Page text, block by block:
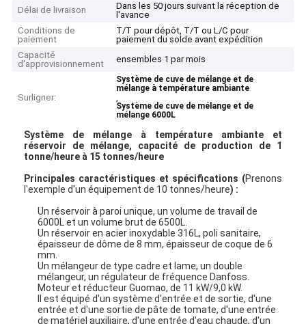
Délai de livraison
Dans les 50 jours suivant la réception de
l'avance
Conditions de
paiement
T/T pour dépôt, T/T ou L/C pour
paiement du solde avant expédition
Capacité
d'approvisionnement
ensembles 1 par mois
Surligner:
Système de cuve de mélange et de
mélange à température ambiante
,
Système de cuve de mélange et de
mélange 6000L
Système de mélange à température ambiante et
réservoir de mélange, capacité de production de 1
tonne/heure à 15 tonnes/heure
Principales caractéristiques et spécifications (Prenons
l'exemple d'un équipement de 10 tonnes/heure) :
Un réservoir à paroi unique, un volume de travail de
6000L et un volume brut de 6500L.
Un réservoir en acier inoxydable 316L, poli sanitaire,
épaisseur de dôme de 8 mm, épaisseur de coque de 6
mm.
Un mélangeur de type cadre et lame, un double
mélangeur, un régulateur de fréquence Danfoss.
Moteur et réducteur Guomao, de 11 kW/9,0 kW.
Il est équipé d'un système d'entrée et de sortie, d'une
entrée et d'une sortie de pâte de tomate, d'une entrée
de matériel auxiliaire, d'une entrée d'eau chaude, d'un